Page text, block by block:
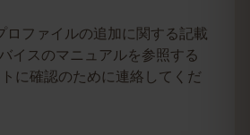
ロファイルの追加に関する記載
イスのマニュアルを参照する
に確認のために連絡してくだ